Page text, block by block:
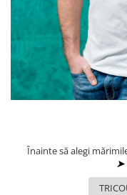
PEUGEOT
SEAT
SKODA
VOLKSWAGEN
VOLVO
STICKERE PARBRIZ
Înainte să alegi
➤